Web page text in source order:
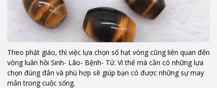
Theo phật giáo, thì việc lựa chọn số hạt vòng cũng liên quan đến
vòng luân hồi Sinh- Lão- Bệnh- Tử. Vì thế mà cần có những lựa
chọn đúng đắn và phù hợp sẽ giúp bạn có được những sự may
mắn trong cuộc sống.